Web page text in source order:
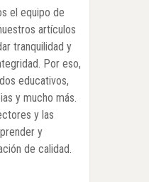
el equipo de
artículos
tranquilidad y
Por eso,
educativos,
y mucho más.
y las
y
de calidad.